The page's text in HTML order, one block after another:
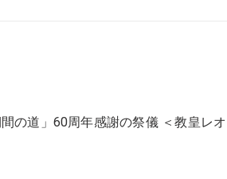
の道」60周年感謝の祭儀 ＜教皇レオ